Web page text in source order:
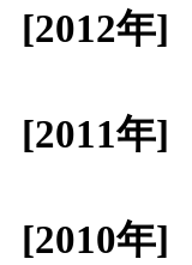
[2012年]
[2011年]
[2010年]